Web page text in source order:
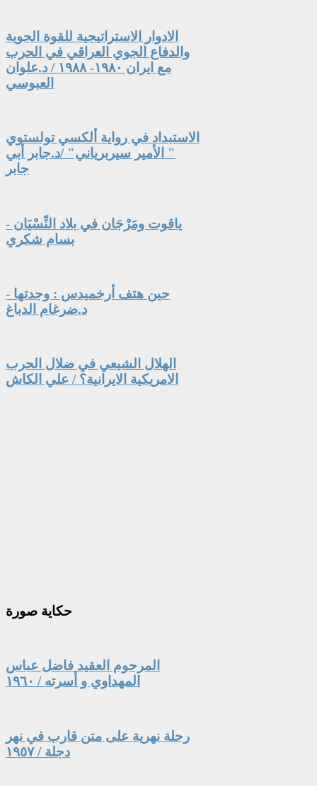
الادوار الاستراتيجية للقوة الجوية
والدفاع الجوي العراقي في الحرب
مع ايران ١٩٨٠- ١٩٨٨ / د.علوان
العبوسي
الاستبداد في رواية ألكسي تولستوي
" الأمير سيربرياني" /د.جابر أبي
جابر
ياقوت ومَرْجَان في بلاد النِّسْيَان -
بسام شكري
حين هتف أرخميدس : وجدتها -
د.ضرغام الدباغ
الهلال الشيعي في ضلال الحرب
الامريكية الايرانية؟ / علي الكاش
حكاية صورة
المرحوم العقيد فاضل عباس
المهداوي و أسرته / ١٩٦٠
رحلة نهرية على متن قارب في نهر
دجلة / ١٩٥٧